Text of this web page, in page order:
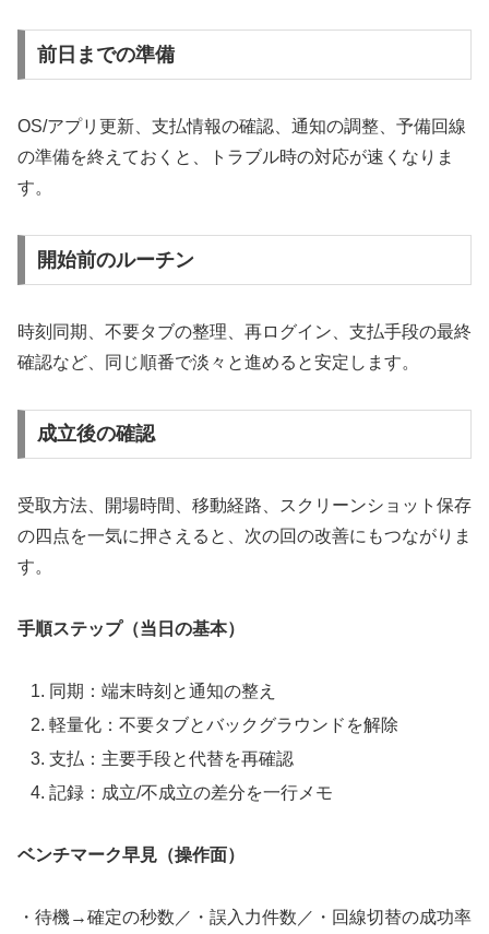
前日までの準備
OS/アプリ更新、支払情報の確認、通知の調整、予備回線
の準備を終えておくと、トラブル時の対応が速くなりま
す。
開始前のルーチン
時刻同期、不要タブの整理、再ログイン、支払手段の最終
確認など、同じ順番で淡々と進めると安定します。
成立後の確認
受取方法、開場時間、移動経路、スクリーンショット保存
の四点を一気に押さえると、次の回の改善にもつながりま
す。
手順ステップ（当日の基本）
同期：端末時刻と通知の整え
軽量化：不要タブとバックグラウンドを解除
支払：主要手段と代替を再確認
記録：成立/不成立の差分を一行メモ
ベンチマーク早見（操作面）
・待機→確定の秒数／・誤入力件数／・回線切替の成功率